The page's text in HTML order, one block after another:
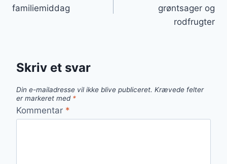
familiemiddag
grøntsager og
rodfrugter
Skriv et svar
Din e-mailadresse vil ikke blive publiceret. Krævede felter
er markeret med *
Kommentar *